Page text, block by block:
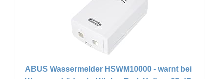
ABUS Wassermelder HSWM10000 - warnt bei